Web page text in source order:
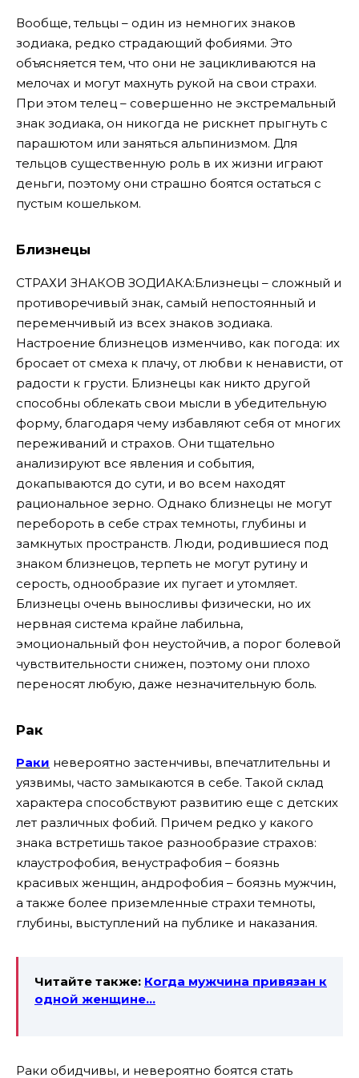
Вообще, тельцы – один из немногих знаков
зодиака, редко страдающий фобиями. Это
объясняется тем, что они не зацикливаются на
мелочах и могут махнуть рукой на свои страхи.
При этом телец – совершенно не экстремальный
знак зодиака, он никогда не рискнет прыгнуть с
парашютом или заняться альпинизмом. Для
тельцов существенную роль в их жизни играют
деньги, поэтому они страшно боятся остаться с
пустым кошельком.
Близнецы
СТРАХИ ЗНАКОВ ЗОДИАКА:Близнецы – сложный и
противоречивый знак, самый непостоянный и
переменчивый из всех знаков зодиака.
Настроение близнецов изменчиво, как погода: их
бросает от смеха к плачу, от любви к ненависти, от
радости к грусти. Близнецы как никто другой
способны облекать свои мысли в убедительную
форму, благодаря чему избавляют себя от многих
переживаний и страхов. Они тщательно
анализируют все явления и события,
докапываются до сути, и во всем находят
рациональное зерно. Однако близнецы не могут
перебороть в себе страх темноты, глубины и
замкнутых пространств. Люди, родившиеся под
знаком близнецов, терпеть не могут рутину и
серость, однообразие их пугает и утомляет.
Близнецы очень выносливы физически, но их
нервная система крайне лабильна,
эмоциональный фон неустойчив, а порог болевой
чувствительности снижен, поэтому они плохо
переносят любую, даже незначительную боль.
Рак
Раки невероятно застенчивы, впечатлительны и
уязвимы, часто замыкаются в себе. Такой склад
характера способствуют развитию еще с детских
лет различных фобий. Причем редко у какого
знака встретишь такое разнообразие страхов:
клаустрофобия, венустрафобия – боязнь
красивых женщин, андрофобия – боязнь мужчин,
а также более приземленные страхи темноты,
глубины, выступлений на публике и наказания.
Читайте также: Когда мужчина привязан к
одной женщине…
Раки обидчивы, и невероятно боятся стать